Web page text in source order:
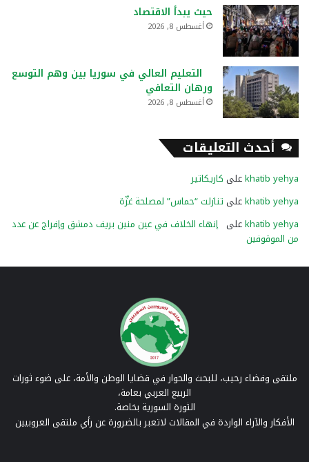
حيث يبدأ الاقتصاد
أغسطس 8, 2026
التعليم العالي في سوريا بين وهم التوسع
ورهان التعافي
أغسطس 8, 2026
أحدث التعليقات
khatib yehyaعلى كاريكاتير
khatib yehyaعلى تنازلت “حماس” لمصلحة غزّة
khatib yehyaعلى إنهاء الخلاف في عين منين بريف دمشق وإفراج عن عدد
من الموقوفين
ملتقى وفضاء رحيب، للبحث والحوار في قضايا الوطن والأمة، على ضوء ثورات
الربيع العربي بعامة،
الثورة السورية بخاصة.
الأفكار والآراء الواردة في المقالات لاتعبر بالضرورة عن رأي ملتقى العروبيين